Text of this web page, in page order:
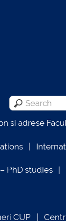
si adrese
PhD studies
CUP